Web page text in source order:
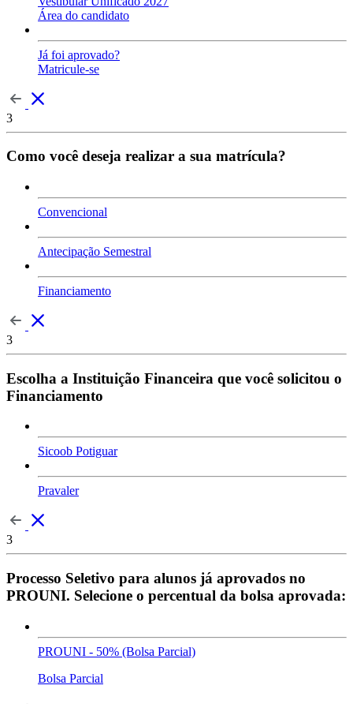
Área do candidato
Já foi aprovado?
Matricule-se
3
Como você deseja realizar a sua matrícula?
Convencional
Antecipação Semestral
Financiamento
3
Escolha a Instituição Financeira que você solicitou o
Financiamento
Sicoob Potiguar
Pravaler
3
Processo Seletivo para alunos já aprovados no
PROUNI. Selecione o percentual da bolsa aprovada:
PROUNI - 50% (Bolsa Parcial)
Bolsa Parcial